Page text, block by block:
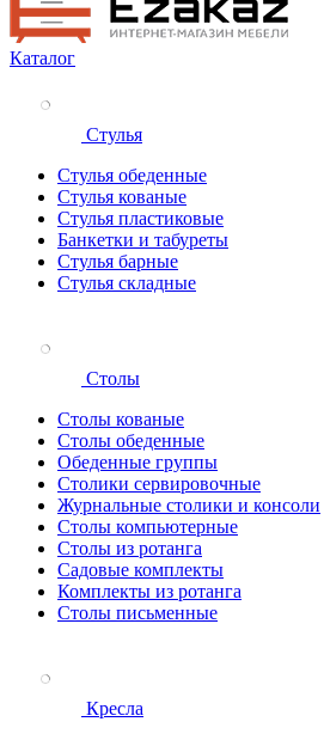
Каталог
Стулья
Стулья обеденные
Стулья кованые
Стулья пластиковые
Банкетки и табуреты
Стулья барные
Стулья складные
Столы
Столы кованые
Столы обеденные
Обеденные группы
Столики сервировочные
Журнальные столики и консоли
Столы компьютерные
Столы из ротанга
Садовые комплекты
Комплекты из ротанга
Столы письменные
Кресла